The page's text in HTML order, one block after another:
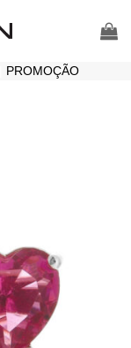
PROMOÇÃO